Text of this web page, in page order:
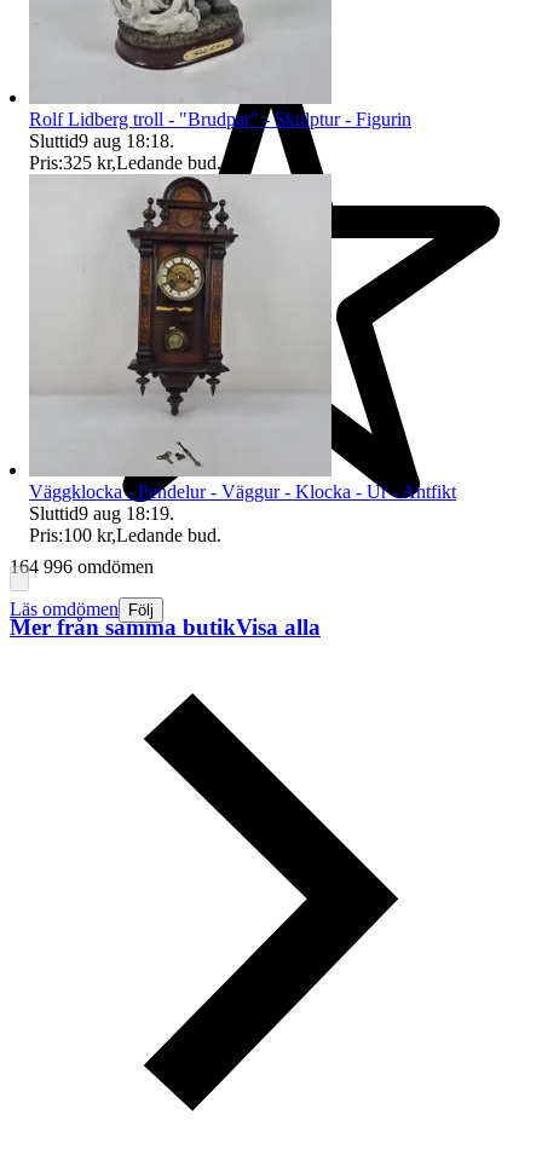
164 996 omdömen
Läs omdömen Följ
Rolf Lidberg troll - "Brudpar" - Skulptur - Figurin
Sluttid9 aug 18:18.
Pris:325 kr,Ledande bud.
Väggklocka - Pendelur - Väggur - Klocka - Ur - Antfikt
Sluttid9 aug 18:19.
Pris:100 kr,Ledande bud.
Mer från samma butikVisa alla